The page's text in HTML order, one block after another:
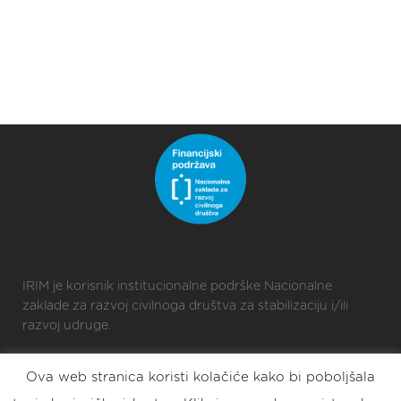
IRIM je korisnik institucionalne podrške Nacionalne
zaklade za razvoj civilnoga društva za stabilizaciju i/ili
razvoj udruge.
Ova web stranica koristi kolačiće kako bi poboljšala